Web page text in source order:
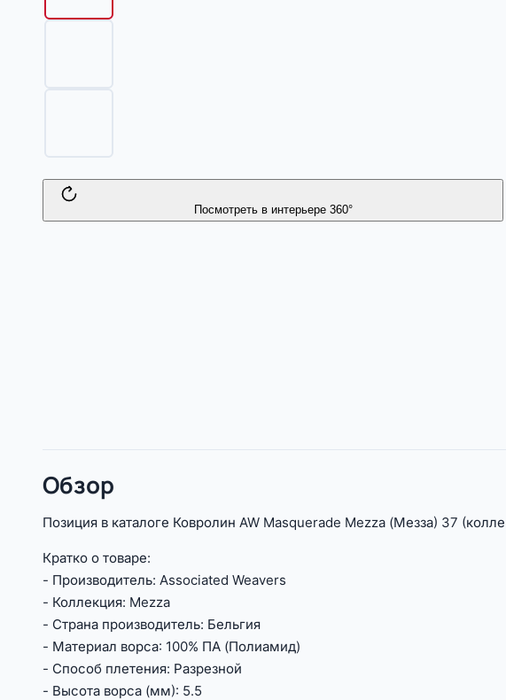
Посмотреть в интерьере 360°
Обзор
Позиция в каталоге Ковролин AW Masquerade Mezza (Мезза) 37
Кратко о товаре:
- Производитель: Associated Weavers
- Коллекция: Mezza
- Страна производитель: Бельгия
- Материал ворса: 100% ПА (Полиамид)
- Способ плетения: Разрезной
- Высота ворса (мм): 5.5